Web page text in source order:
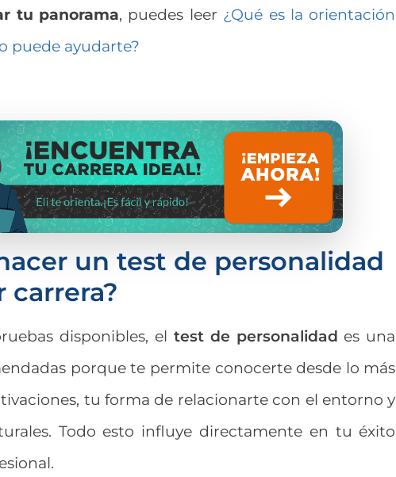
tu panorama, puedes leer ¿Qué es la orientación
puede ayudarte?
un test de personalidad
carrera?
disponibles, el test de personalidad es una
porque te permite conocerte desde lo más
tu forma de relacionarte con el entorno y
Todo esto influye directamente en tu éxito